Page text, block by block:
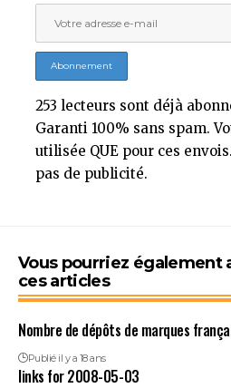
253 lecteurs sont déjà
Garanti 100% sans spam.
utilisée QUE pour ces
pas de publicité.
Vous pourriez également
ces articles
Nombre de dépôts de marques
Publié il y a 18 ans
links for 2008-05-03